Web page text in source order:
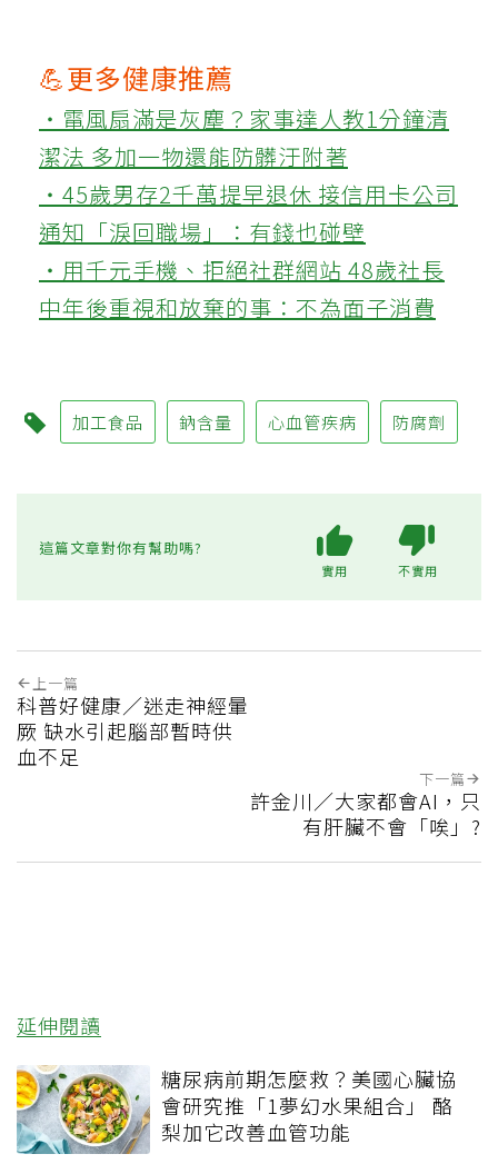
💪更多健康推薦
‧電風扇滿是灰塵？家事達人教1分鐘清
潔法 多加一物還能防髒汙附著
‧45歲男存2千萬提早退休 接信用卡公司
通知「淚回職場」：有錢也碰壁
‧用千元手機、拒絕社群網站 48歲社長
中年後重視和放棄的事：不為面子消費
加工食品 鈉含量 心血管疾病 防腐劑
這篇文章對你有幫助嗎?
實用 不實用
上一篇
科普好健康／迷走神經暈
厥 缺水引起腦部暫時供
血不足
下一篇
許金川／大家都會AI，只
有肝臟不會「唉」?
延伸閱讀
糖尿病前期怎麼救？美國心臟協
會研究推「1夢幻水果組合」 酪
梨加它改善血管功能